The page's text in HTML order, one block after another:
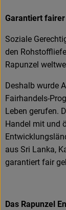
Garantiert fairer
Soziale
den
Rapunzel
Deshalb wurde
Fairhandels-
Leben gerufen.
Handel mit und
aus Sri Lanka,
garantiert fair
Das Rapunzel